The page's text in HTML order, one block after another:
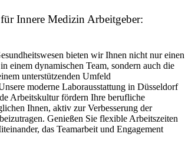
Innere Medizin Arbeitgeber:
bieten wir Ihnen nicht nur einen
einem dynamischen Team, sondern auch die
unterstützenden Umfeld
moderne Laborausstattung in Düsseldorf
Arbeitskultur fördern Ihre berufliche
Ihnen, aktiv zur Verbesserung der
Genießen Sie flexible Arbeitszeiten
das Teamarbeit und Engagement